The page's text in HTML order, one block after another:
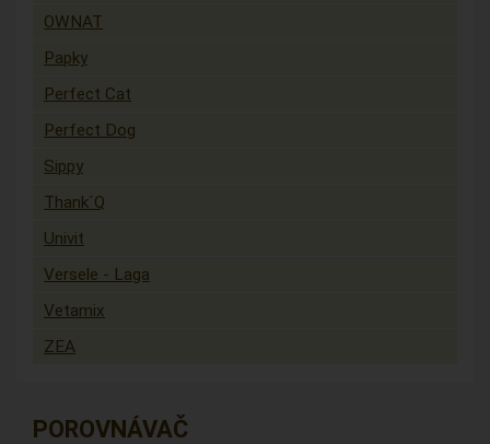
OWNAT
Papky
Perfect Cat
Perfect Dog
Sippy
Thank´Q
Univit
Versele - Laga
Vetamix
ZEA
POROVNÁVAČ